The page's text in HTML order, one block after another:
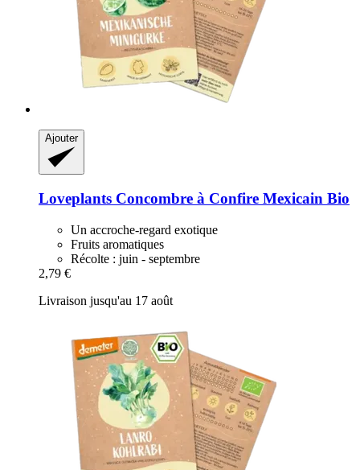
Ajouter
Loveplants Concombre à Confire Mexicain Bio
Un accroche-regard exotique
Fruits aromatiques
Récolte : juin - septembre
2,79 €
Livraison jusqu'au 17 août